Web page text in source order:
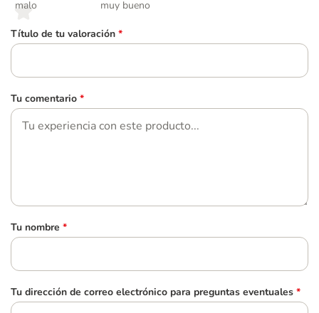
malo
muy bueno
Título de tu valoración *
Tu comentario *
Tu nombre *
Tu dirección de correo electrónico para preguntas eventuales *